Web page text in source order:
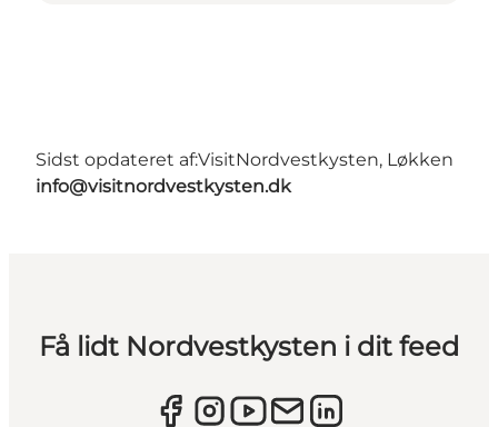
Sidst opdateret af:VisitNordvestkysten, Løkken
info@visitnordvestkysten.dk
Få lidt Nordvestkysten i dit feed